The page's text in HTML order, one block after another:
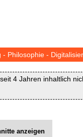
- Philosophie -
4 Jahren inhaltlich
anzeigen